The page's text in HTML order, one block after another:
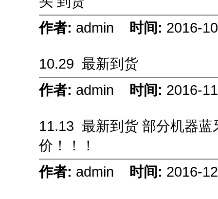
作者: admin 时间: 2016-
10.29 最新到货
作者: admin 时间: 2016-
11.13 最新到货 部分机器
价！！！
作者: admin 时间: 2016-